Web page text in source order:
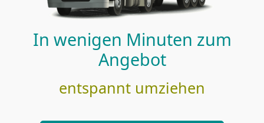
In wenigen Minuten zum
Angebot
entspannt umziehen